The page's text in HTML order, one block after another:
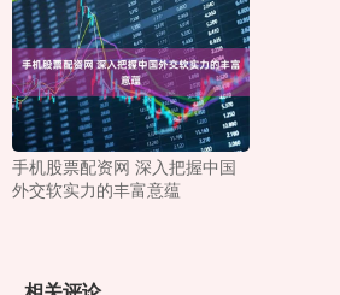
手机股票配资网 深入把握中国
外交软实力的丰富意蕴